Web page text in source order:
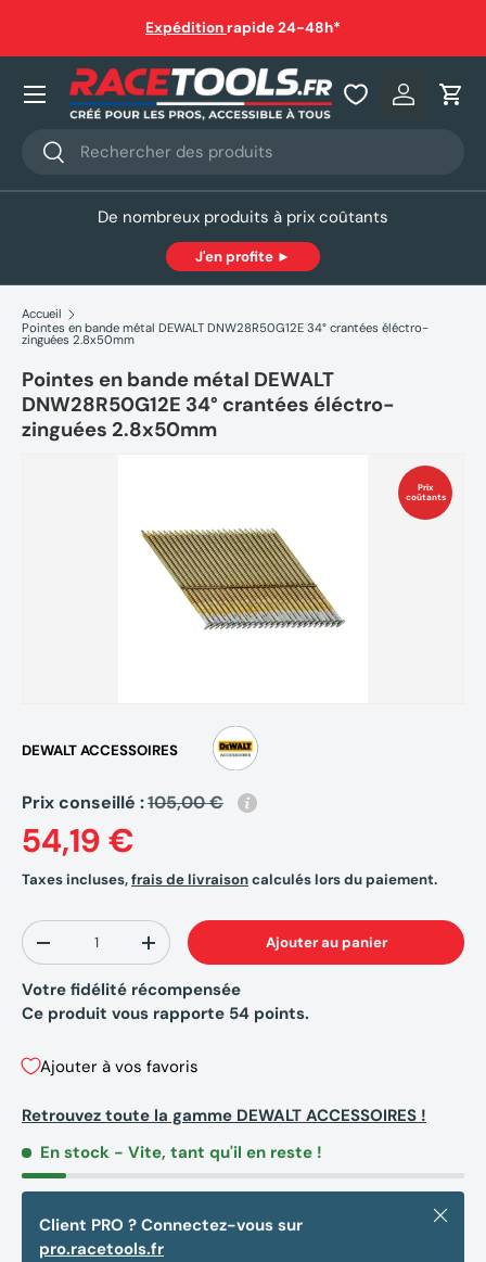
Aller au contenu
Expédition rapide 24-48h*
Recherche
Rechercher
Se
Nos produits
De nombreux produits à prix coûtants
J'en profite ►
Accueil
Pointes en bande métal DEWALT DNW28R50G12E 34° crantées éléctro-
zinguées 2.8x50mm
Pointes en bande métal DEWALT
DNW28R50G12E 34° crantées éléctro-
zinguées 2.8x50mm
Prix
coûtants
DEWALT ACCESSOIRES
Prix conseillé :105,00 €
54,19 €
Taxes incluses,frais de livraisoncalculés lors du paiement.
Qté
-
+ Ajouter au panier
Votre fidélité récompensée
Ce produit vous rapporte 54 points.
Ajouter à vos favoris
Retrouvez toute la gamme DEWALT ACCESSOIRES !
En stock - Vite, tant qu'il en reste !
Client PRO ? Connectez-vous sur
pro.racetools.fr
Fermer